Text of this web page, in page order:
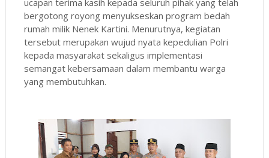
bergotong royong menyukseskan program bedah
rumah milik Nenek Kartini. Menurutnya, kegiatan
tersebut merupakan wujud nyata kepedulian Polri
kepada masyarakat sekaligus implementasi
semangat kebersamaan dalam membantu warga
yang membutuhkan.